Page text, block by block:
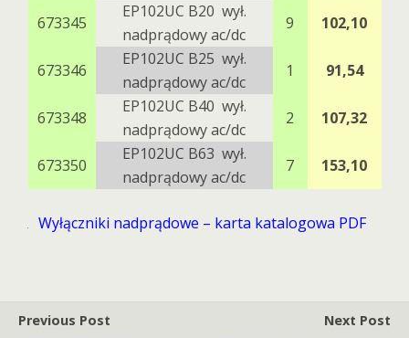
673345
EP102UC B20 wył.
nadprądowy ac/dc
9 102,10
673346
EP102UC B25 wył.
nadprądowy ac/dc
1 91,54
673348
EP102UC B40 wył.
nadprądowy ac/dc
2 107,32
673350
EP102UC B63 wył.
nadprądowy ac/dc
7 153,10
Wyłączniki nadprądowe – karta katalogowa PDF
Previous Post
Next Post